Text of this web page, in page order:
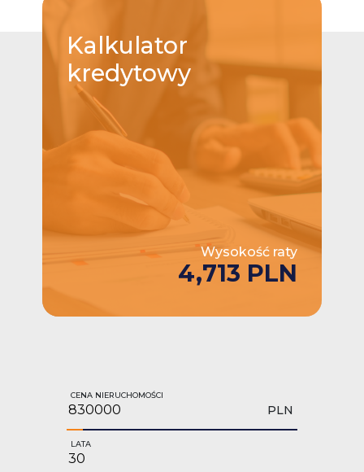
Kalkulator
kredytowy
Wysokość raty
4,713 PLN
CENA NIERUCHOMOŚCI
PLN
LATA